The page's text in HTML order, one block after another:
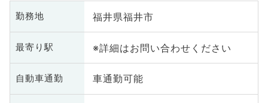
勤務地 福井県福井市
最寄り駅 ※詳細はお問い合わせください
自動車通勤 車通勤可能